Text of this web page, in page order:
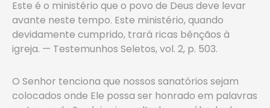
Este é o ministério que o povo de Deus deve levar
avante neste tempo. Este ministério, quando
devidamente cumprido, trará ricas bênçãos à
igreja. — Testemunhos Seletos, vol. 2, p. 503.
O Senhor tenciona que nossos sanatórios sejam
colocados onde Ele possa ser honrado em palavras